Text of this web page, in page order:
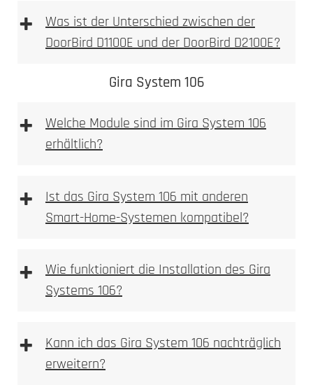
+
Was ist der Unterschied zwischen der
DoorBird D1100E und der DoorBird D2100E?
DoorBird D2100EGira System 106
+
Welche Module sind im Gira System 106
erhältlich?
+
Ist das Gira System 106 mit anderen
Smart-Home-Systemen kompatibel?
+
Wie funktioniert die Installation des Gira
Systems 106?
+
Kann ich das Gira System 106 nachträglich
erweitern?